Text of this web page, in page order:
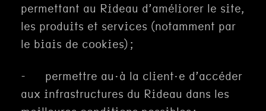
permettant au Rideau d’améliorer le site,
les produits et services (notamment par
le biais de cookies) ;
- permettre au·à la client·e d’accéder
aux infrastructures du Rideau dans les